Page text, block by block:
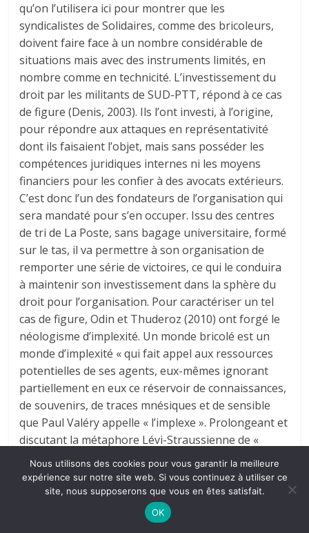
qu’on l’utilisera ici pour montrer que les
syndicalistes de Solidaires, comme des bricoleurs,
doivent faire face à un nombre considérable de
situations mais avec des instruments limités, en
nombre comme en technicité. L’investissement du
droit par les militants de SUD-PTT, répond à ce cas
de figure (Denis, 2003). Ils l’ont investi, à l’origine,
pour répondre aux attaques en représentativité
dont ils faisaient l’objet, mais sans posséder les
compétences juridiques internes ni les moyens
financiers pour les confier à des avocats extérieurs.
C’est donc l’un des fondateurs de l’organisation qui
sera mandaté pour s’en occuper. Issu des centres
de tri de La Poste, sans bagage universitaire, formé
sur le tas, il va permettre à son organisation de
remporter une série de victoires, ce qui le conduira
à maintenir son investissement dans la sphère du
droit pour l’organisation. Pour caractériser un tel
cas de figure, Odin et Thuderoz (2010) ont forgé le
néologisme d’implexité. Un monde bricolé est un
monde d’implexité « qui fait appel aux ressources
potentielles de ses agents, eux-mêmes ignorant
partiellement en eux ce réservoir de connaissances,
de souvenirs, de traces mnésiques et de sensible
que Paul Valéry appelle « l’implexe ». Prolongeant et
discutant la métaphore Lévi-Straussienne de «
bricolage » pour penser le monde social dans sa
diversité, ils en viendront à la notion de « mondes
sociaux bricolés » qui reposent et fonctionnent sur
l’expérience ; celle de leurs membres, en particulier,
qui ne reculent pas devant la polyvalence et
Nous utilisons des cookies pour vous garantir la meilleure
expérience sur notre site web. Si vous continuez à utiliser ce
site, nous supposerons que vous en êtes satisfait.
OK